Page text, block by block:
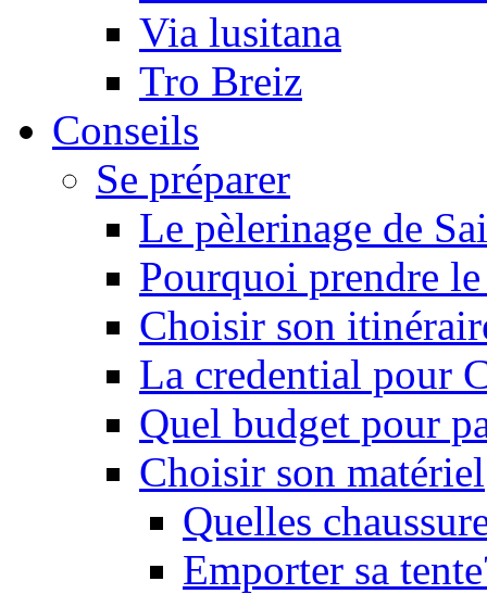
Via lusitana
Tro Breiz
Conseils
Se préparer
Le pèlerinage de
Pourquoi prendre
Choisir son
La credential pour
Quel budget pour
Choisir son matériel
Quelles
Emporter sa